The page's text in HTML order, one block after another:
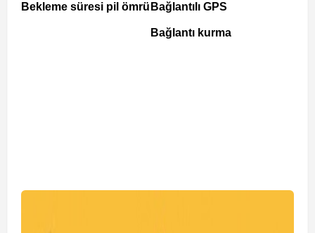
Bekleme süresi pil ömrü Bağlantılı GPS
Bağlantı kurma